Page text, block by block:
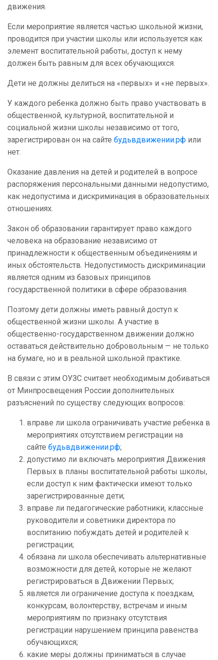
движения.
Если мероприятие является частью школьной жизни,
проводится при участии школы или используется как
элемент воспитательной работы, доступ к нему
должен быть равным для всех обучающихся.
Дети не должны делиться на «первых» и «не первых».
У каждого ребенка должно быть право участвовать в
общественной, культурной, воспитательной и
социальной жизни школы независимо от того,
зарегистрирован он на сайте будьвдвижении.рф или
нет.
Оказание давления на детей и родителей в вопросе
распоряжения персональными данными недопустимо,
как недопустима и дискриминация в образовательных
отношениях.
Закон об образовании гарантирует право каждого
человека на образование независимо от
принадлежности к общественным объединениям и
иных обстоятельств. Недопустимость дискриминации
является одним из базовых принципов
государственной политики в сфере образования.
Поэтому дети должны иметь равный доступ к
общественной жизни школы. А участие в
общественно-государственном движении должно
оставаться действительно добровольным — не только
на бумаге, но и в реальной школьной практике.
В связи с этим ОУЗС считает необходимым добиваться
от Минпросвещения России дополнительных
разъяснений по существу следующих вопросов:
вправе ли школа ограничивать участие ребенка в
мероприятиях отсутствием регистрации на
сайте будьвдвижении.рф;
допустимо ли включать мероприятия Движения
Первых в планы воспитательной работы школы,
если доступ к ним фактически имеют только
зарегистрированные дети;
вправе ли педагогические работники, классные
руководители и советники директора по
воспитанию побуждать детей и родителей к
регистрации;
обязана ли школа обеспечивать альтернативные
возможности для детей, которые не желают
регистрироваться в Движении Первых;
является ли ограничение доступа к поездкам,
конкурсам, волонтерству, встречам и иным
мероприятиям по признаку отсутствия
регистрации нарушением принципа равенства
обучающихся;
какие меры должны приниматься в случае